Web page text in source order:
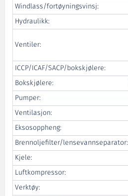
Windlass/fortøyningsvinsj:
Hydraulikk:
Ventiler:
ICCP/ICAF/SACP/bokskjølere:
Bokskjølere:
Pumper:
Ventilasjon:
Eksosoppheng:
Brennoljefilter/lensevannseparator:
Kjele:
Luftkompressor:
Verktøy: